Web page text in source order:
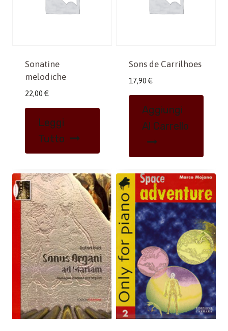
Sonatine
melodiche
22,00 €
Leggi
Tutto
Sons de Carrilhoes
17,90 €
Aggiungi
Al Carrello